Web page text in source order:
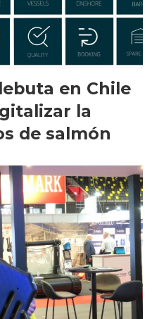
en Chile
la
de salmón